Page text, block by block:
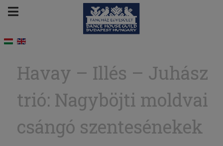
Havay – Illés – Juhász
trió: Nagyböjti moldvai
csángó szentesénekek